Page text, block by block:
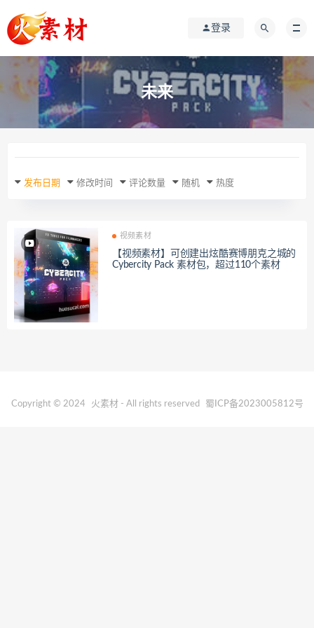
登录
未来
发布日期 修改时间 评论数量 随机 热度
视频素材
【视频素材】可创建出炫酷赛博朋克之城的
Cybercity Pack 素材包，超过110个素材
Copyright © 2024 火素材- All rights reserved 蜀ICP备2023005812号